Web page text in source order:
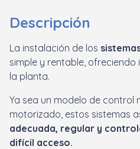
Descripción
La instalación de los
simple y rentable, ofreciendo
la planta.
Ya sea un modelo de control
motorizado, estos sistemas
adecuada, regular y
difícil acceso.